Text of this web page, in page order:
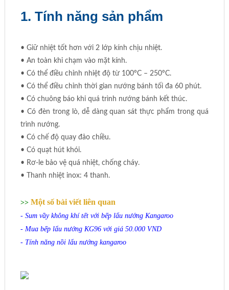
1. Tính năng sản phẩm
• Giữ nhiệt tốt hơn với 2 lớp kính chịu nhiệt.
• An toàn khi chạm vào mặt kính.
• Có thể điều chỉnh nhiệt độ từ 100ºC – 250ºC.
• Có thể điều chỉnh thời gian nướng bánh tối đa 60 phút.
• Có chuông báo khi quá trình nướng bánh kết thúc.
• Có đèn trong lò, dễ dàng quan sát thực phẩm trong quá
trình nướng.
• Có chế độ quay đảo chiều.
• Có quạt hút khói.
• Rơ-le bảo vệ quá nhiệt, chống cháy.
• Thanh nhiệt inox: 4 thanh.
>> Một số bài viết liên quan
- Sum vầy không khí tết với bếp lẩu nướng Kangaroo
- Mua bếp lẩu nướng KG96 với giá 50.000 VND
- Tính năng nồi lẩu nướng kangaroo